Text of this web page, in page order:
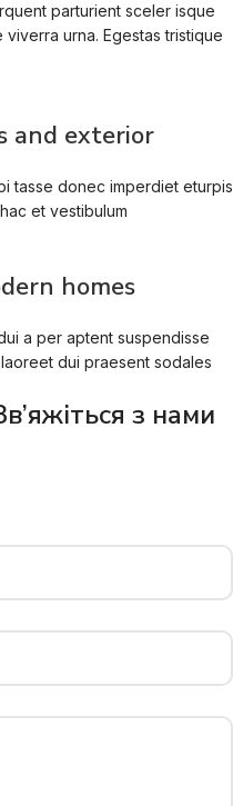
parturient sceler isque
urna. Egestas tristique
and exterior
tasse donec imperdiet eturpis
et vestibulum
homes
a per aptent suspendisse
dui praesent sodales
з нами